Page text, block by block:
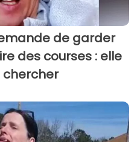
de garder
des courses : elle
chercher